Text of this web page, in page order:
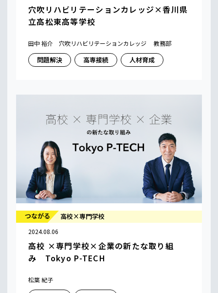
穴吹リハビリテーションカレッジ×香川県
立高松東高等学校
田中 裕介 穴吹リハビリテーションカレッジ 教務部
問題解決 高専接続 人材育成
つながる 高校×専門学校
2024.08.06
高校 ×専門学校×企業の新たな取り組
み Tokyo P-TECH
松葉 紀子